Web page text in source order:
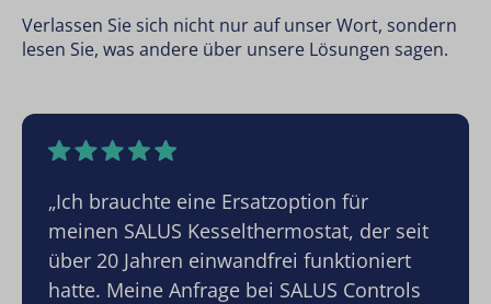
Verlassen Sie sich nicht nur auf unser Wort, sondern
lesen Sie, was andere über unsere Lösungen sagen.
„Ich brauchte eine Ersatzoption für
meinen SALUS Kesselthermostat, der seit
über 20 Jahren einwandfrei funktioniert
hatte. Meine Anfrage bei SALUS Controls